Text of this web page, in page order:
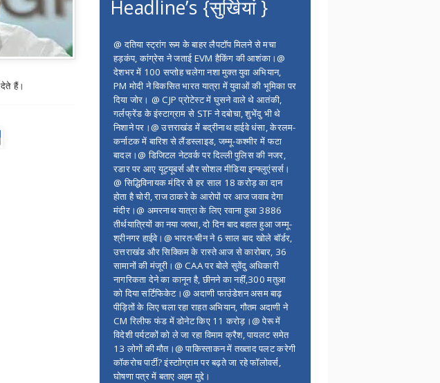
हैं।
Headline’s {सुर्खियां }
@ दतिया स्ट्रांग रूम के बाहर लैपटॉप मिलने से मचा
हड़कंप, कांग्रेस ने जताई EVM हैकिंग की आशंका।@
देशभर में 100 सप्ताेह चलेगा नशा मुक्त युवा अभियान,
PM मोदी ने विकसित भारत यात्रा में युवाओं की भूमिका पर
दिया जोर। @ CJP प्रोटेस्ट में घुसने वाले थे आतंकी,
गर्लफ्रेंड के इंस्टाग्राम से STF ने दबोचा, शुभेंदु भी थे
निशाने पर।@ उत्तराखंड में बद्रीनाथ हाईवे धंसा, केरलम-
कर्नाटक में बारिश से लैंडस्लाइड, जम्मू-कश्मीर में फटा
बादल।@ डिजिटल नेटवर्क पर दिल्ली पुलिस की नजर,
रडार पर आए यूट्यूबर्स और सोशल मीडिया इन्फ्लुएंसर्स।
@ सिद्धिविनायक मंदिर से हर साल 18 करोड़ का दान
होता है चोरी, राज ठाकरे के आरोपों पर आज जवाब देगा
मंदीर।@ अमरनाथ यात्रा के लिए रवाना हुआ 3886
तीर्थयात्रियों का नया जत्था, दो दिन बाद बहाल हुआ जम्मू-
श्रीनगर हाईवे।@ भारत-चीन ने 6 साल बाद खोले बॉर्डर,
उत्तराखंड और सिक्किम के रास्ते आज से कारोबार, 36
सामानों की मंजूरी।@ CAA पर बोले सुवेंदु अधिकारी
नागरिकता देने का कानून है, छीनने का नहीं,300 मतुआ
को दिया सर्टिफिकेट।@ अदाणी फाउंडेशन असम बाढ़
पीड़ितों के लिए चला रहा राहत अभियान, गौतम अदाणी ने
CM रिलीफ फंड में डोनेट किए 11 करोड़।@ पेरू में
विदेशी पर्यटकों को ले जा रहा विमाम क्रैश, पायलट समेत
13 लोगों की मौत।@ पाकिस्ताकन में तख्ताद पलट करेगी
कॉकरोच पार्टी? इंस्टाोग्राम पर बढ़ते जा रहे फॉलोवर्स,
घोषणा पत्र में बताए अहम मुद्दे।